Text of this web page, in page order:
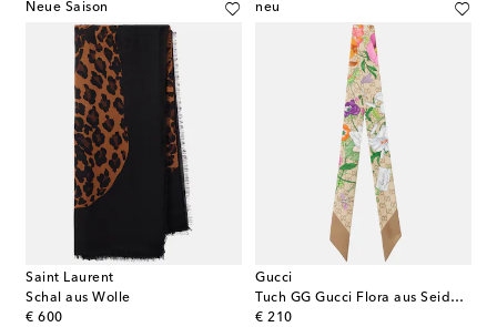
Neue Saison
Saint Laurent
Schal aus Wolle
€ 600
original price
neu
Gucci
Tuch GG Gucci Flora aus Seiden-Jacquard
€ 210
original price